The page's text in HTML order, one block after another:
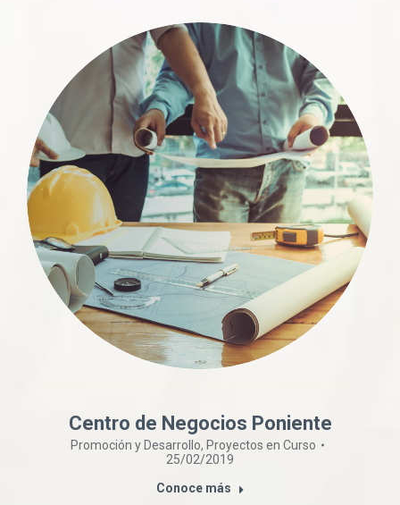
Centro de Negocios Poniente
Promoción y Desarrollo, Proyectos en Curso
25/02/2019
Conoce más